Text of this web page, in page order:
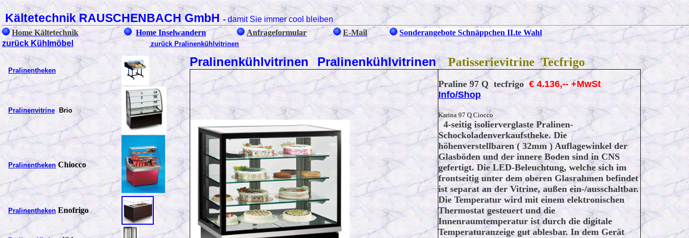
Kältetechnik RAUSCHENBACH GmbH-damit Sie immer cool bleiben
Home Kältetechnik
Home Inselwandern Anfrageformular E-Mail
Sonderangebote Schnäppchen II.te Wahl
zurück Kühlmöbel
zurück Pralinenkühlvitrinen
Pralinentheken
PralinenvitrineBrio
PralinenthekenChiocco
PralinenthekenEnofrigo
Pralinenkühlvitrinen Pralinenkühlvitrinen Patisserievitrine Tecfrigo
Praline 97 Q tecfrigo€ 4.136,-- +MwSt
Info/Shop
Karina 97 Q Ciocco
4-seitig isolierverglaste Pralinen-
Schockoladenverkaufstheke. Die
höhenverstellbaren ( 32mm ) Auflagewinkel der
Glasböden und der innere Boden sind in CNS
gefertigt. Die LED-Beleuchtung, welche sich im
frontseitig unter dem oberen Glasrahmen befindet
ist separat an der Vitrine, außen ein-/ausschaltbar.
Die Temperatur wird mit einem elektronischen
Thermostat gesteuert und die
Innenraumtemperatur ist durch die digitale
Temperaturanzeige gut ablesbar. In dem Gerät